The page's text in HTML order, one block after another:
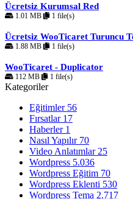
Ücretsiz Kurumsal Red
1.01 MB 1 file(s)
Ücretsiz WooTicaret Turuncu
1.88 MB 1 file(s)
WooTicaret - Duplicator
112 MB 1 file(s)
Kategoriler
Eğitimler 56
Fırsatlar 17
Haberler 1
Nasıl Yapılır 70
Video Anlatımlar 25
Wordpress 5.036
Wordpress Eğitim 70
Wordpress Eklenti 530
Wordpress Tema 2.717